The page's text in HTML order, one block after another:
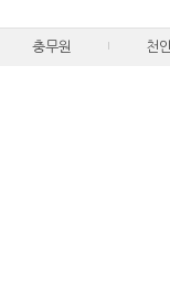
충무원 천